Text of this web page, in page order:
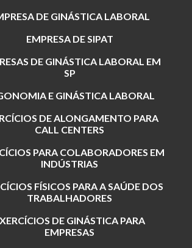
DE GINÁSTICA LABORAL
EMPRESA DE SIPAT
DE GINÁSTICA LABORAL EM
SP
E GINÁSTICA LABORAL
DE ALONGAMENTO PARA
CALL CENTERS
PARA COLABORADORES EM
INDÚSTRIAS
FÍSICOS PARA A SAÚDE DOS
TRABALHADORES
DE GINÁSTICA PARA
EMPRESAS